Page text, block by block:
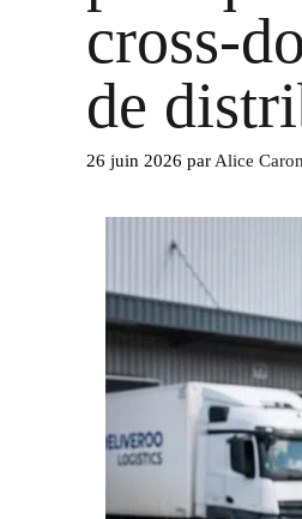
cross-
de
26 juin 2026 par Alice Caron